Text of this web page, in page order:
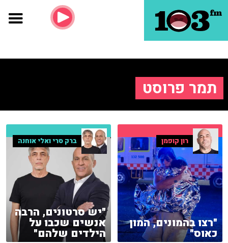
תמר פרוסט
רון קופמן
"רצו בהמונים, המון
כאוס"
ברק סרי ואלי אוחנה
"יש סרטונים, הרבה
אנשים שכבו על
הילדים שלהם"